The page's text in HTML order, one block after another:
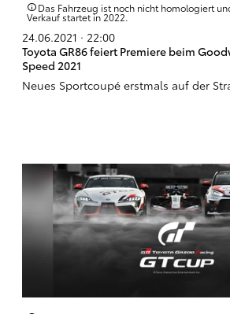
Das Fahrzeug ist noch nicht homologiert
Verkauf startet in 2022.
24.06.2021 · 22:00
Toyota GR86 feiert Premiere beim
Speed 2021
Neues Sportcoupé erstmals auf der